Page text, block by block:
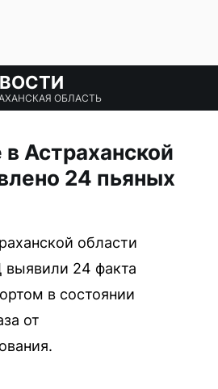
ОБЛАСТЬ
Астраханской
24 пьяных
области
24 факта
в состоянии
от